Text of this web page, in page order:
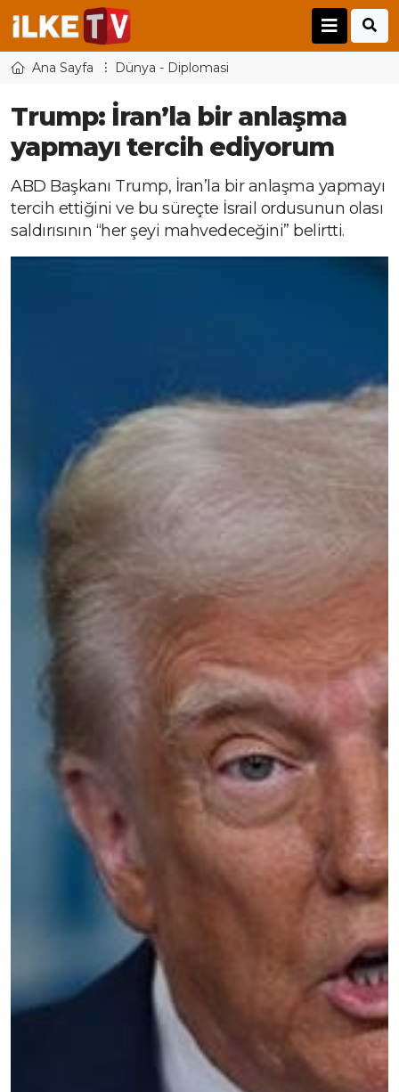
Ana Sayfa Dünya - Diplomasi
Trump: İran’la bir anlaşma
yapmayı tercih ediyorum
ABD Başkanı Trump, İran’la bir anlaşma yapmayı
tercih ettiğini ve bu süreçte İsrail ordusunun olası
saldırısının “her şeyi mahvedeceğini” belirtti.